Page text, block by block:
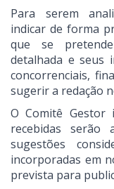
Para serem
indicar de forma
que se
detalhada e seus
concorrenciais,
sugerir a redação
O Comitê Gestor
recebidas serão
sugestões
incorporadas em
prevista para